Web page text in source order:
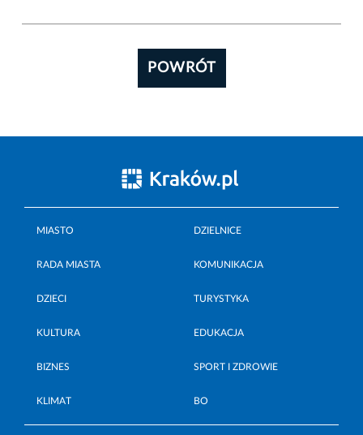
POWRÓT
MIASTO DZIELNICE
RADA MIASTA KOMUNIKACJA
DZIECI TURYSTYKA
KULTURA EDUKACJA
BIZNES SPORT I ZDROWIE
KLIMAT BO